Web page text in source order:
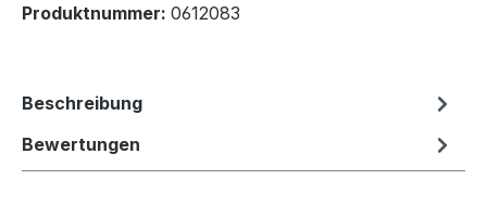
Produktnummer: 0612083
Beschreibung
Bewertungen